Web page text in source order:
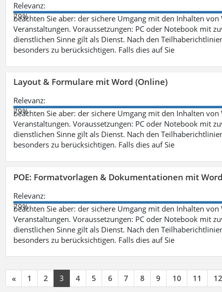
Relevanz:
79%
beachten Sie aber: der sichere Umgang mit den Inhalten
Veranstaltungen. Voraussetzungen: PC oder Notebook mit
dienstlichen Sinne gilt als Dienst. Nach den
besonders zu berücksichtigen. Falls dies auf Sie
Layout & Formulare mit Word (Online)
Relevanz:
79%
beachten Sie aber: der sichere Umgang mit den Inhalten
Veranstaltungen. Voraussetzungen: PC oder Notebook mit
dienstlichen Sinne gilt als Dienst. Nach den
besonders zu berücksichtigen. Falls dies auf Sie
POE: Formatvorlagen & Dokumentationen mit
Relevanz:
79%
beachten Sie aber: der sichere Umgang mit den Inhalten
Veranstaltungen. Voraussetzungen: PC oder Notebook mit
dienstlichen Sinne gilt als Dienst. Nach den
besonders zu berücksichtigen. Falls dies auf Sie
« 1 2 3 4 5 6 7 8 9 10 11 12